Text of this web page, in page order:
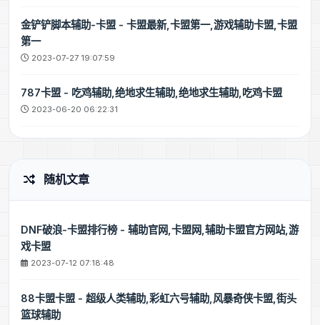
金铲铲脚本辅助-卡盟 - 卡盟最新,卡盟第一,游戏辅助卡盟,卡盟
第一
2023-07-27 19:07:59
787卡盟 - 吃鸡辅助,绝地求生辅助,绝地求生辅助,吃鸡卡盟
2023-06-20 06:22:31
随机文章
DNF破浪-卡盟排行榜 - 辅助官网,卡盟网,辅助卡盟官方网站,游
戏卡盟
2023-07-12 07:18:48
88卡盟卡盟 - 超级人类辅助,彩虹六号辅助,风暴奇侠卡盟,街头
篮球辅助